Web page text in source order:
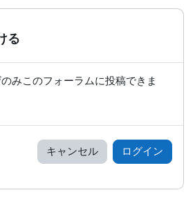
る
みこのフォーラムに投稿できま
キャンセル ログイン